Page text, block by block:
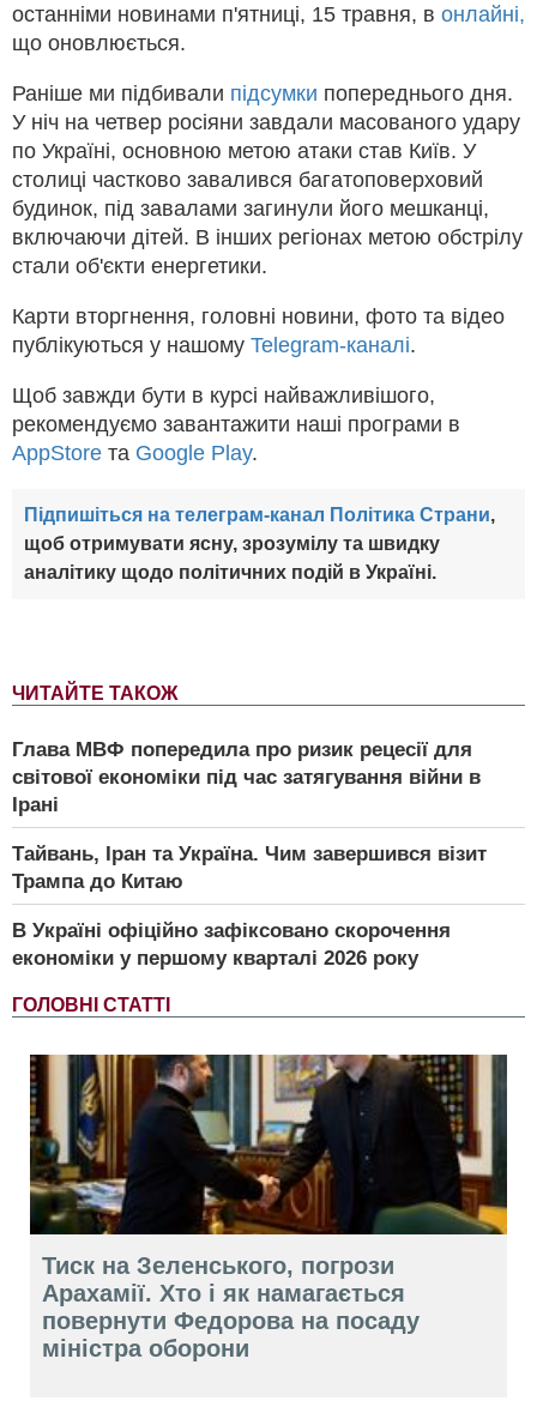
ЧИТАЙТЕ ТАКОЖ
Глава МВФ попередила про ризик рецесії для
світової економіки під час затягування війни в
Ірані
Тайвань, Іран та Україна. Чим завершився візит
Трампа до Китаю
В Україні офіційно зафіксовано скорочення
економіки у першому кварталі 2026 року
останніми новинами п'ятниці, 15 травня, в онлайні,
що оновлюється.
Раніше ми підбивали підсумки попереднього дня.
У ніч на четвер росіяни завдали масованого удару
по Україні, основною метою атаки став Київ. У
столиці частково завалився багатоповерховий
будинок, під завалами загинули його мешканці,
включаючи дітей. В інших регіонах метою обстрілу
стали об'єкти енергетики.
Карти вторгнення, головні новини, фото та відео
публікуються у нашому Telegram-каналі.
Щоб завжди бути в курсі найважливішого,
рекомендуємо завантажити наші програми в
AppStore та Google Play.
Підпишіться на телеграм-канал Політика Страни,
щоб отримувати ясну, зрозумілу та швидку
аналітику щодо політичних подій в Україні.
ГОЛОВНІ СТАТТІ
Тиск на Зеленського, погрози
Арахамії. Хто і як намагається
повернути Федорова на посаду
міністра оборони